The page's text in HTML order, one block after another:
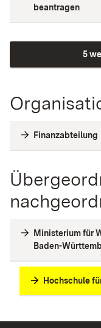
beantragen
5
Finanzabteilung
Ministerium für
Baden-
Hochschule